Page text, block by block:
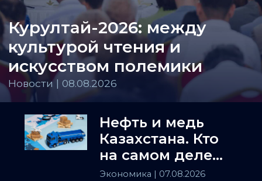
Курултай-2026: между
культурой чтения и
искусством полемики
Новости | 08.08.2026
Нефть и медь
Казахстана. Кто
на самом деле
держит
Экономика | 07.08.2026